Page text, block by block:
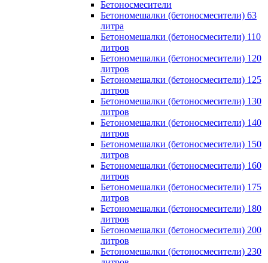
Бетоносмесители
Бетономешалки (бетоносмесители) 63
литра
Бетономешалки (бетоносмесители) 110
литров
Бетономешалки (бетоносмесители) 120
литров
Бетономешалки (бетоносмесители) 125
литров
Бетономешалки (бетоносмесители) 130
литров
Бетономешалки (бетоносмесители) 140
литров
Бетономешалки (бетоносмесители) 150
литров
Бетономешалки (бетоносмесители) 160
литров
Бетономешалки (бетоносмесители) 175
литров
Бетономешалки (бетоносмесители) 180
литров
Бетономешалки (бетоносмесители) 200
литров
Бетономешалки (бетоносмесители) 230